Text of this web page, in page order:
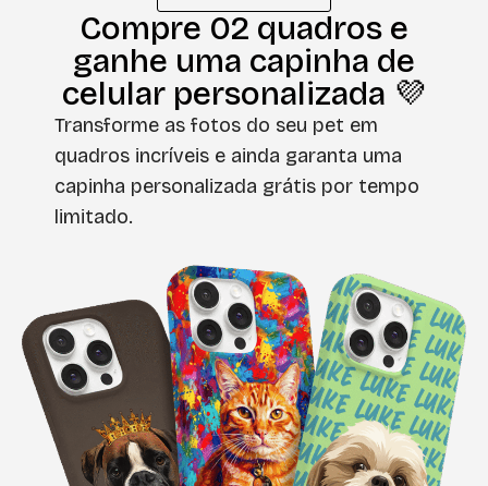
Compre 02 quadros e
ganhe uma capinha de
celular personalizada 💜
Transforme as fotos do seu pet em
quadros incríveis e ainda garanta uma
capinha personalizada grátis por tempo
limitado.